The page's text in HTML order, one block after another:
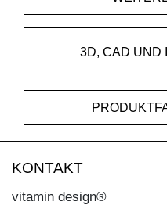
3D, CAD UND
KONTAKT
vitamin design®